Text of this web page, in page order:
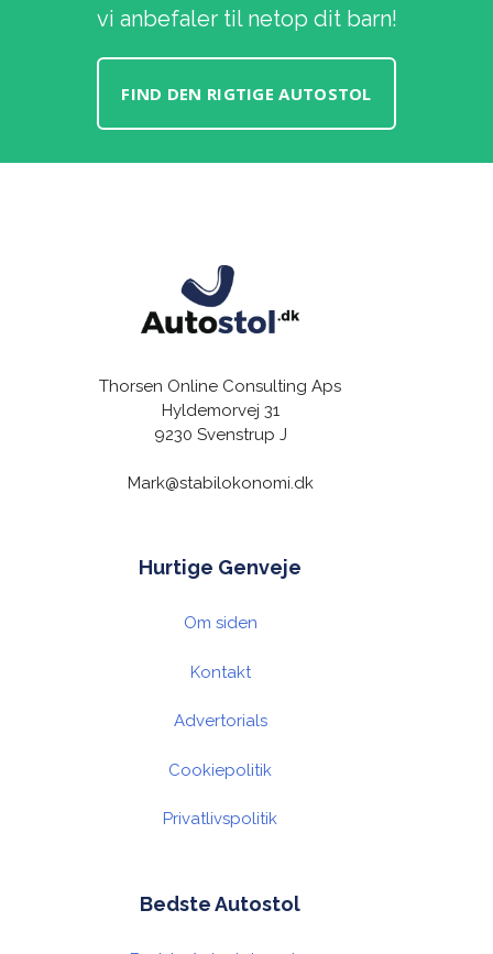
vi anbefaler til netop dit barn!
FIND DEN RIGTIGE AUTOSTOL
Thorsen Online Consulting Aps
Hyldemorvej 31
9230 Svenstrup J
Mark@stabilokonomi.dk
Hurtige Genveje
Om siden
Kontakt
Advertorials
Cookiepolitik
Privatlivspolitik
Bedste Autostol